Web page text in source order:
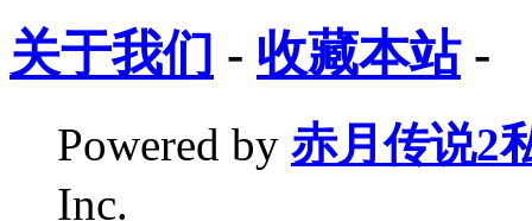
关于我们 - 收藏本站-
Powered by 赤月传说2
Inc.